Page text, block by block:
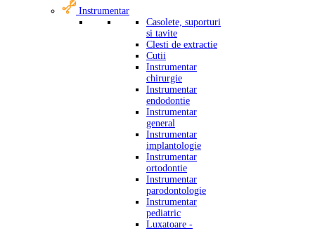
Instrumentar
Casolete, suporturi
si tavite
Clesti de extractie
Cutii
Instrumentar
chirurgie
Instrumentar
endodontie
Instrumentar
general
Instrumentar
implantologie
Instrumentar
ortodontie
Instrumentar
parodontologie
Instrumentar
pediatric
Luxatoare -